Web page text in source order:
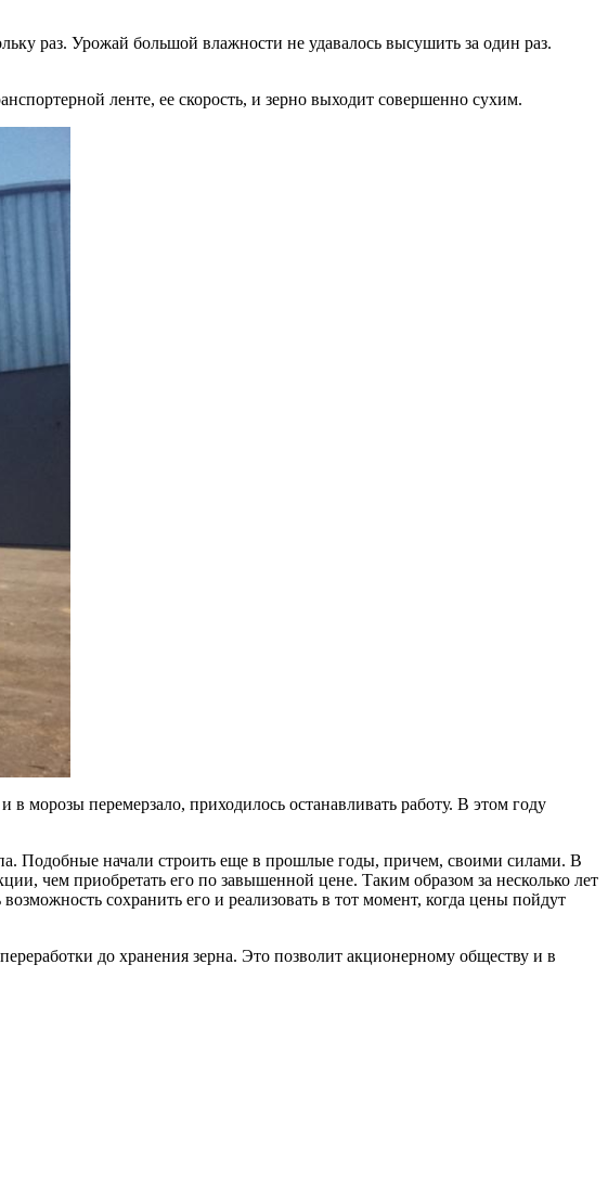
раз. Урожай большой влажности не удавалось высушить за один раз.
ленте, ее скорость, и зерно выходит совершенно сухим.
морозы перемерзало, приходилось останавливать работу. В этом году
Подобные начали строить еще в прошлые годы, причем, своими силами. В
чем приобретать его по завышенной цене. Таким образом за несколько лет
сохранить его и реализовать в тот момент, когда цены пойдут
до хранения зерна. Это позволит акционерному обществу и в